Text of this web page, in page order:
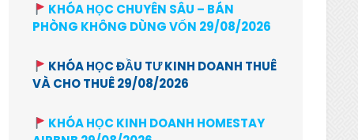
KHÓA HỌC CHUYÊN SÂU – BÁN
PHÒNG KHÔNG DÙNG VỐN 29/08/2026
KHÓA HỌC ĐẦU TƯ KINH DOANH THUÊ
VÀ CHO THUÊ 29/08/2026
KHÓA HỌC KINH DOANH HOMESTAY